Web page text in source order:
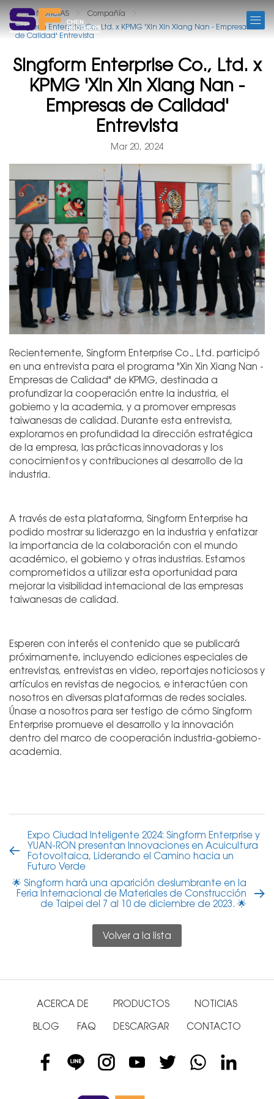
NOTICIAS
Compañía
Singform Enterprise Co., Ltd. x KPMG 'Xin Xin Xiang Nan - Empresas
de Calidad' Entrevista
Singform Enterprise Co., Ltd. x
KPMG 'Xin Xin Xiang Nan -
Empresas de Calidad'
Entrevista
Mar 20, 2024
Recientemente, Singform Enterprise Co., Ltd. participó
en una entrevista para el programa "Xin Xin Xiang Nan -
Empresas de Calidad" de KPMG, destinada a
profundizar la cooperación entre la industria, el
gobierno y la academia, y a promover empresas
taiwanesas de calidad. Durante esta entrevista,
exploramos en profundidad la dirección estratégica
de la empresa, las prácticas innovadoras y los
conocimientos y contribuciones al desarrollo de la
industria.
A través de esta plataforma, Singform Enterprise ha
podido mostrar su liderazgo en la industria y enfatizar
la importancia de la colaboración con el mundo
académico, el gobierno y otras industrias. Estamos
comprometidos a utilizar esta oportunidad para
mejorar la visibilidad internacional de las empresas
taiwanesas de calidad.
Esperen con interés el contenido que se publicará
próximamente, incluyendo ediciones especiales de
entrevistas, entrevistas en video, reportajes noticiosos y
artículos en revistas de negocios, e interactúen con
nosotros en diversas plataformas de redes sociales.
Únase a nosotros para ser testigo de cómo Singform
Enterprise promueve el desarrollo y la innovación
dentro del marco de cooperación industria-gobierno-
academia.
Expo Ciudad Inteligente 2024: Singform Enterprise y
YUAN-RON presentan Innovaciones en Acuicultura
Fotovoltaica, Liderando el Camino hacia un
Futuro Verde
🌟 Singform hará una aparición deslumbrante en la
Feria Internacional de Materiales de Construcción
de Taipei del 7 al 10 de diciembre de 2023. 🌟
Volver a la lista
ACERCA DE PRODUCTOS NOTICIAS
BLOG FAQ DESCARGAR CONTACTO